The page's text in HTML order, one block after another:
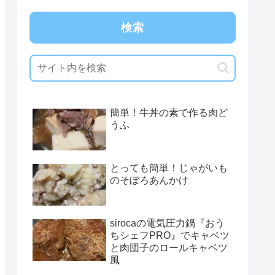
検索
簡単！牛丼の素で作る肉ど
うふ
とっても簡単！じゃがいも
のそぼろあんかけ
sirocaの電気圧力鍋『おう
ちシェフPRO』でキャベツ
と肉団子のロールキャベツ
風